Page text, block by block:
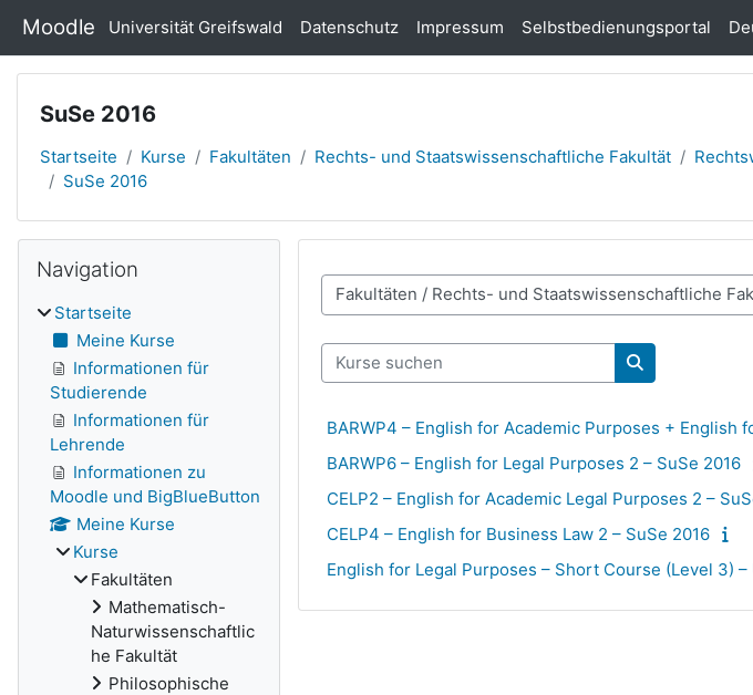
Moodle Universität Greifswald Datenschutz Impressum Selbstbedienungsportal
SuSe 2016
Startseite Kurse Fakultäten Rechts- und Staatswissenschaftliche Fakultät
SuSe 2016
Kursbereiche
Kurse suchen
Kurse suchen
BARWP4 – English for Academic Purposes + English
BARWP6 – English for Legal Purposes 2 – SuSe 2016
CELP2 – English for Academic Legal Purposes 2 –
CELP4 – English for Business Law 2 – SuSe 2016
English for Legal Purposes – Short Course (Level 3) –
Blöcke
Navigation
Startseite
Meine Kurse
Informationen für
Studierende
Informationen für
Lehrende
Informationen zu
Moodle und BigBlueButton
Meine Kurse
Kurse
Fakultäten
Mathematisch-
Naturwissenschaftlic
he Fakultät
Philosophische